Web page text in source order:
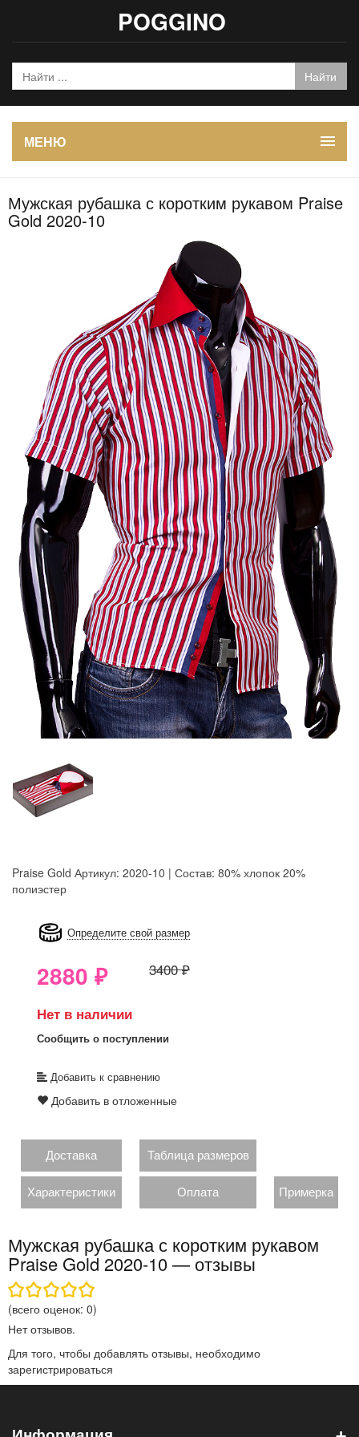
POGGINO
МЕНЮ
Мужская рубашка с коротким рукавом Praise
Gold 2020-10
Praise Gold Артикул: 2020-10 | Состав: 80% хлопок 20%
полиэстер
Определите свой размер
2880 ₽ 3400 ₽
Нет в наличии
Сообщить о поступлении
Добавить к сравнению
Добавить в отложенные
Доставка Таблица размеров
Характеристики Оплата Примерка
Мужская рубашка с коротким рукавом
Praise Gold 2020-10 — отзывы
(всего оценок: 0)
Нет отзывов.
Для того, чтобы добавлять отзывы, необходимо
зарегистрироваться